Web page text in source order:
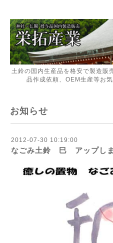
土鈴の国内生産品を格安で製造販
品作成依頼、OEM生産等お
お知らせ
2012-07-30 10:19:00
なごみ土鈴 巳 アップし